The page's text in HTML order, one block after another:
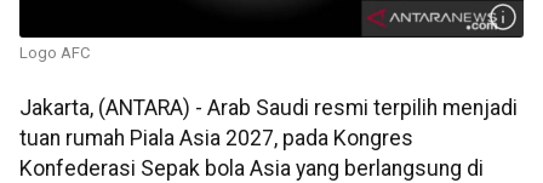
Logo AFC
Jakarta, (ANTARA) - Arab Saudi resmi terpilih menjadi
tuan rumah Piala Asia 2027, pada Kongres
Konfederasi Sepak bola Asia yang berlangsung di